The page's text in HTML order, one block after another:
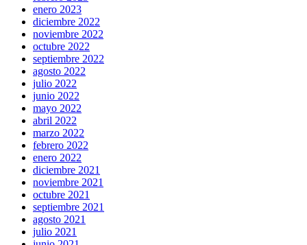
enero 2023
diciembre 2022
noviembre 2022
octubre 2022
septiembre 2022
agosto 2022
julio 2022
junio 2022
mayo 2022
abril 2022
marzo 2022
febrero 2022
enero 2022
diciembre 2021
noviembre 2021
octubre 2021
septiembre 2021
agosto 2021
julio 2021